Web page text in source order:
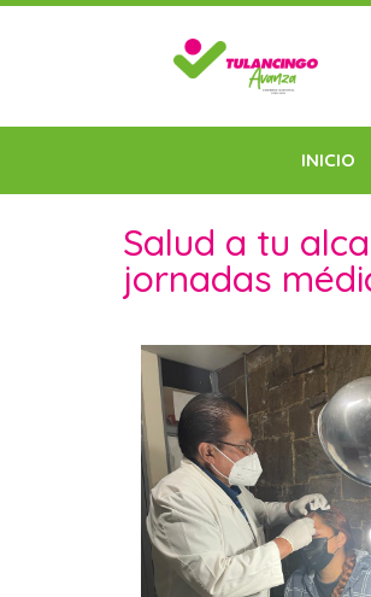
INICIO
Salud a tu
jornadas